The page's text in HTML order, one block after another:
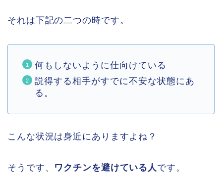
それは下記の二つの時です。
何もしないように仕向けている
説得する相手がすでに不安な状態にあ
る。
こんな状況は身近にありますよね？
そうです、 ワクチンを避けている人です。